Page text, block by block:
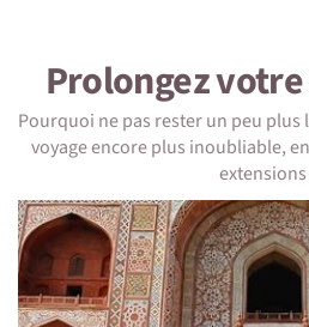
1 • Détails du voyage
Niveau physique et
Aucune préparation
Cependant entre mai et
peuvent grimper allant parfois
Prolongez
Pourquoi ne pas rester un peu
voyage encore plus inoubliable,
extensions